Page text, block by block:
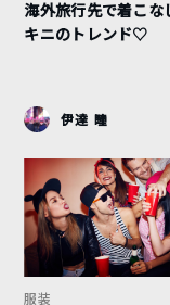
海外旅行先で着こな
キニのトレンド♡
伊達 瞳
服装